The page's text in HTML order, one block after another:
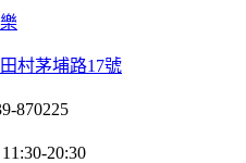
村茅埔路17號
870225
20:30